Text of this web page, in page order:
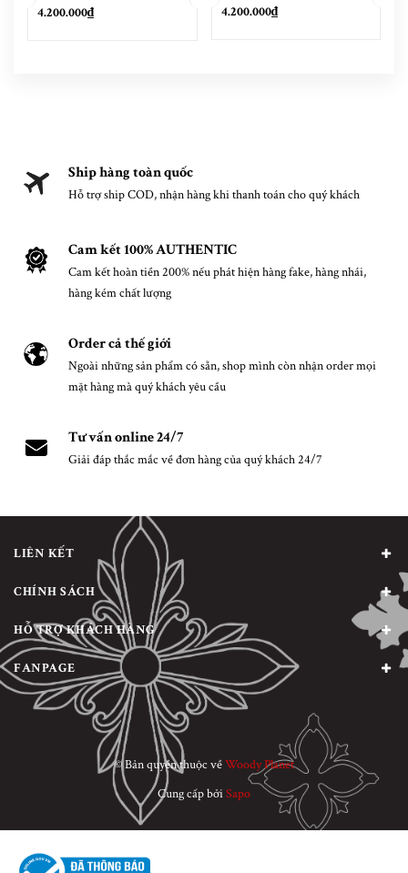
4.200.000₫ 4.200.000₫
Ship hàng toàn quốc
Hỗ trợ ship COD, nhận hàng khi thanh toán cho quý khách
Cam kết 100% AUTHENTIC
Cam kết hoàn tiền 200% nếu phát hiện hàng fake, hàng nhái,
hàng kém chất lượng
Order cả thế giới
Ngoài những sản phẩm có sẵn, shop mình còn nhận order mọi
mặt hàng mà quý khách yêu cầu
Tư vấn online 24/7
Giải đáp thắc mắc về đơn hàng của quý khách 24/7
LIÊN KẾT
CHÍNH SÁCH
HỖ TRỢ KHÁCH HÀNG
FANPAGE
© Bản quyền thuộc vềWoody Planet
Cung cấp bởiSapo